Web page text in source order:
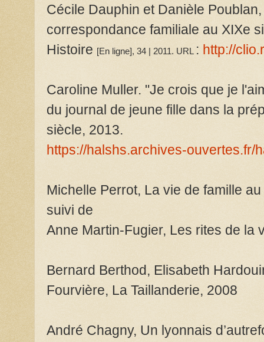
Cécile Dauphin et Danièle
correspondance familiale au XIXe
Histoire [En ligne], 34 | 2011. URL : http://
Caroline Muller. "Je crois que je
du journal de jeune fille dans la
siècle, 2013.
https://halshs.archives-ouvertes.fr/
Michelle Perrot, La vie de famille
suivi de
Anne Martin-Fugier, Les rites de la
Bernard Berthod, Elisabeth
Fourvière, La Taillanderie, 2008
André Chagny, Un lyonnais